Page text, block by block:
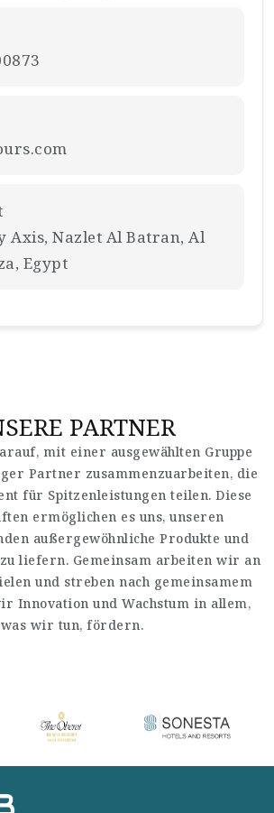
Axis, Nazlet Al Batran, Al
Egypt
PARTNER
mit einer ausgewählten Gruppe
Partner zusammenzuarbeiten, die
für Spitzenleistungen teilen. Diese
ermöglichen es uns, unseren
außergewöhnliche Produkte und
liefern. Gemeinsam arbeiten wir an
und streben nach gemeinsamem
Innovation und Wachstum in allem,
was wir tun, fördern.